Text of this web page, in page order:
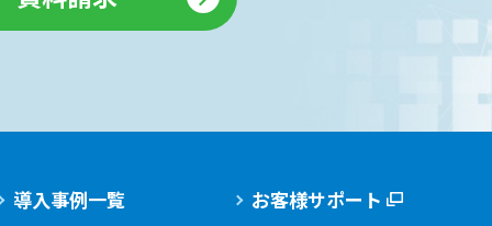
導入事例一覧
お客様サポート